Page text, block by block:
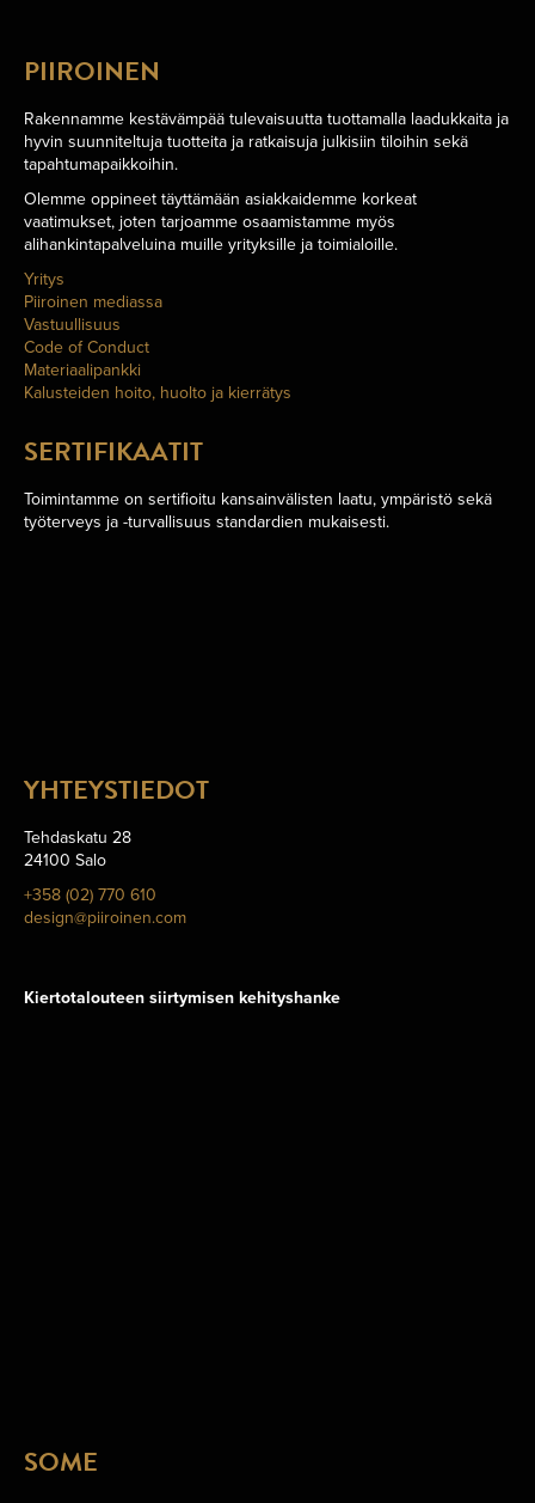
PIIROINEN
Rakennamme kestävämpää tulevaisuutta tuottamalla laadukkaita ja
hyvin suunniteltuja tuotteita ja ratkaisuja julkisiin tiloihin sekä
tapahtumapaikkoihin.
Olemme oppineet täyttämään asiakkaidemme korkeat
vaatimukset, joten tarjoamme osaamistamme myös
alihankintapalveluina muille yrityksille ja toimialoille.
Yritys
Piiroinen mediassa
Vastuullisuus
Code of Conduct
Materiaalipankki
Kalusteiden hoito, huolto ja kierrätys
SERTIFIKAATIT
Toimintamme on sertifioitu kansainvälisten laatu, ympäristö sekä
työterveys ja -turvallisuus standardien mukaisesti.
YHTEYSTIEDOT
Tehdaskatu 28
24100 Salo
+358 (02) 770 610
design@piiroinen.com
Kiertotalouteen siirtymisen kehityshanke
SOME